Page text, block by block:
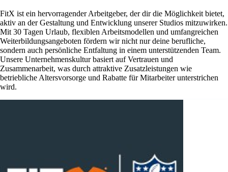
FitX ist ein hervorragender Arbeitgeber, der dir die Möglichkeit bietet,
aktiv an der Gestaltung und Entwicklung unserer Studios mitzuwirken.
Mit 30 Tagen Urlaub, flexiblen Arbeitsmodellen und umfangreichen
Weiterbildungsangeboten fördern wir nicht nur deine berufliche,
sondern auch persönliche Entfaltung in einem unterstützenden Team.
Unsere Unternehmenskultur basiert auf Vertrauen und
Zusammenarbeit, was durch attraktive Zusatzleistungen wie
betriebliche Altersvorsorge und Rabatte für Mitarbeiter unterstrichen
wird.